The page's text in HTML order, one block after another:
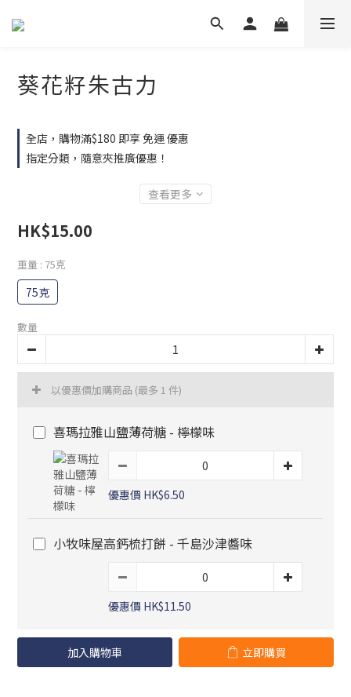
葵花籽朱古力
全店，購物滿$180 即享 免運 優惠
指定分類，隨意夾推廣優惠！
查看更多
HK$15.00
重量 : 75克
75克
數量
以優惠價加購商品 (最多 1 件)
喜瑪拉雅山鹽薄荷糖 - 檸檬味
優惠價 HK$6.50
小牧味屋高鈣梳打餅 - 千島沙津醬味
優惠價 HK$11.50
加入購物車 立即購買